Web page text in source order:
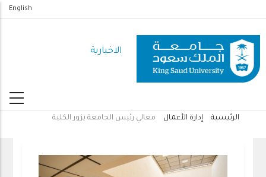
المحتوى
الرئيسي
English
الاخبارية
الرئيسية إدارة الأعمال معالي رئيس الجامعة يزور الكلية